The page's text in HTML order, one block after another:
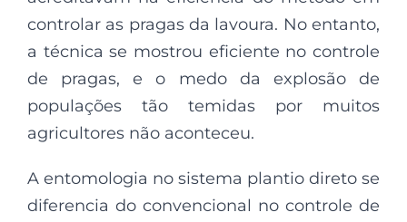
controlar as pragas da lavoura. No entanto,
a técnica se mostrou eficiente no controle
de pragas, e o medo da explosão de
populações tão temidas por muitos
agricultores não aconteceu.
A entomologia no sistema plantio direto se
diferencia do convencional no controle de